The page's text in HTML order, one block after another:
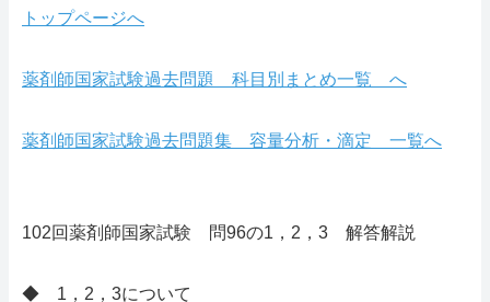
トップページへ
薬剤師国家試験過去問題 科目別まとめ一覧 へ
薬剤師国家試験過去問題集 容量分析・滴定 一覧へ
102回薬剤師国家試験 問96の1，2，3 解答解説
◆ 1，2，3について